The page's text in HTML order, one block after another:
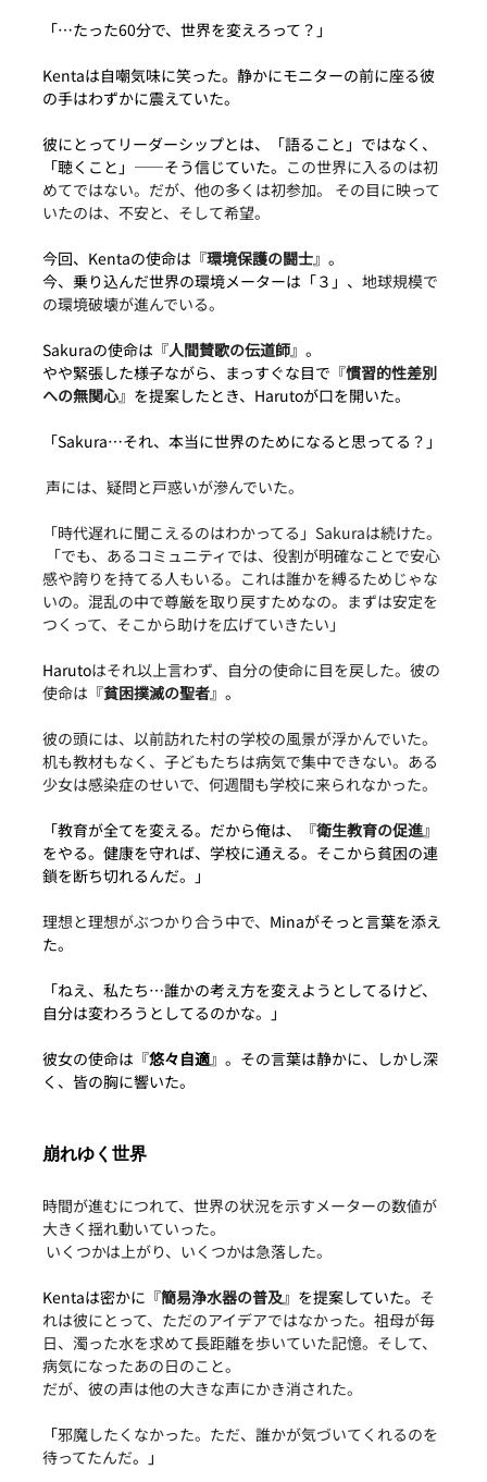
「…たった60分で、世界を変えろって？」
Kentaは自嘲気味に笑った。静かにモニターの前に座る彼
の手はわずかに震えていた。
彼にとってリーダーシップとは、「語ること」ではなく、
「聴くこと」——そう信じていた。 この世界に入るのは初
めてではない。だが、他の多くは初参加。 その目に映って
いたのは、不安と、そして希望。
今回、Kentaの使命は『環境保護の闘士』。
今、乗り込んだ世界の環境メーターは「３」、 地球規模で
の環境破壊が進んでいる。
Sakuraの使命は『人間賛歌の伝道師』。
やや緊張した様子ながら、まっすぐな目で『慣習的性差別
への無関心』を提案したとき、Harutoが口を開いた。
「Sakura…それ、本当に世界のためになると思ってる？」
声には、疑問と戸惑いが滲んでいた。
「時代遅れに聞こえるのはわかってる」Sakuraは続けた。
感や誇りを持てる人もいる。これは誰かを縛るためじゃな
いの。混乱の中で尊厳を取り戻すためなの。まずは安定を
つくって、そこから助けを広げていきたい」
Harutoはそれ以上言わず、自分の使命に目を戻した。彼の
使命は 『貧困撲滅の聖者』。
彼の頭には、以前訪れた村の学校の風景が浮かんでいた。
机も教材もなく、子どもたちは病気で集中できない。ある
少女は感染症のせいで、何週間も学校に来られなかった。
「教育が全てを変える。だから俺は、『衛生教育の促進』
をやる。健康を守れば、学校に通える。そこから貧困の連
鎖を断ち切れるんだ。」
理想と理想がぶつかり合う中で、 Minaがそっと言葉を添え
た。
「ねえ、私たち…誰かの考え方を変えようとしてるけど、
自分は変わろうとしてるのかな。」
彼女の使命は『悠々自適』。その言葉は静かに、しかし深
く、皆の胸に響いた。
崩れゆく世界
時間が進むにつれて、世界の状況を示すメーターの数値が
大きく揺れ動いていった。
いくつかは上がり、いくつかは急落した。
Kentaは密かに『簡易浄水器の普及』を提案していた。 そ
れは彼にとって、ただのアイデアではなかった。祖母が毎
日、濁った水を求めて長距離を歩いていた記憶。そして、
病気になったあの日のこと。
だが、彼の声は他の大きな声にかき消された。
「邪魔したくなかった。ただ、誰かが気づいてくれるのを
待ってたんだ。」